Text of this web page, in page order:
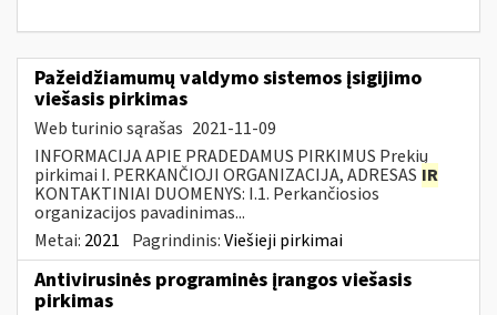
Pažeidžiamumų valdymo sistemos įsigijimo
viešasis pirkimas
Web turinio sąrašas 2021-11-09
INFORMACIJA APIE PRADEDAMUS PIRKIMUS Prekių
pirkimai I. PERKANČIOJI ORGANIZACIJA, ADRESAS IR
KONTAKTINIAI DUOMENYS: I.1. Perkančiosios
organizacijos pavadinimas...
Metai: 2021 Pagrindinis:Viešieji pirkimai
Antivirusinės programinės įrangos viešasis
pirkimas